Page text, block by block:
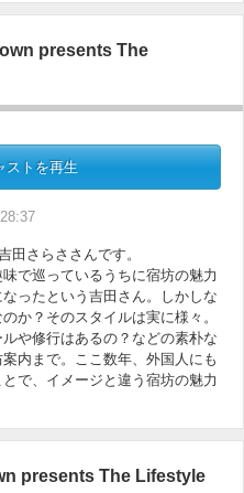
presents The
ストを再生
28:37
田さらささんです。
で巡っているうちに宿坊の魅力
ったという吉田さん。しかしな
か？そのスタイルは実に様々。
や修行はあるの？などの素朴な
内まで。ここ数年、外国人にも
で、イメージと違う宿坊の魅力
presents The Lifestyle